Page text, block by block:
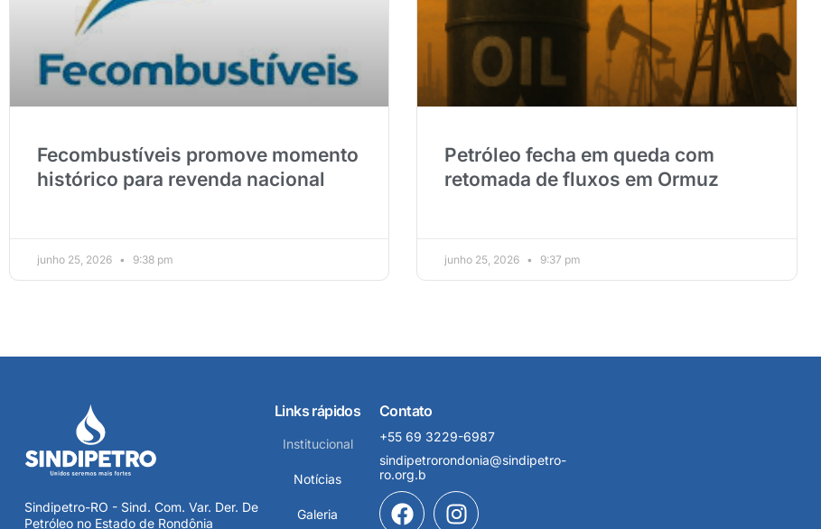
Fecombustíveis promove momento
histórico para revenda nacional
junho 25, 2026 9:38 pm
Petróleo fecha em queda com
retomada de fluxos em Ormuz
junho 25, 2026 9:37 pm
Sindipetro-RO - Sind. Com. Var. Der. De
Petróleo no Estado de Rondônia
Links rápidos
Institucional
Notícias
Galeria
Contato
+55 69 3229-6987
sindipetrorondonia@sindipetro-
ro.org.b
F
I